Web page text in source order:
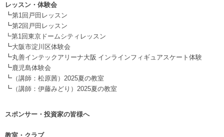
レッスン・体験会
┗第1回戸田レッスン
┗第2回戸田レッスン
┗第1回東京ドームシティレッスン
┗大阪市淀川区体験会
┗丸善インテックアリーナ大阪 インラインフィギュアスケート体験
┗鹿児島体験会
┗ （講師：松原茜）2025夏の教室
┗ （講師：伊藤みどり）2025夏の教室
スポンサー・投資家の皆様へ
教室・クラブ